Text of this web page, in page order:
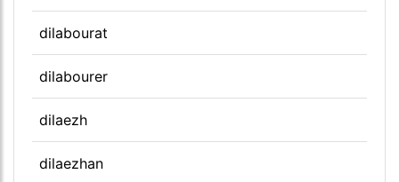
dilabourat
dilabourer
dilaezh
dilaezhan